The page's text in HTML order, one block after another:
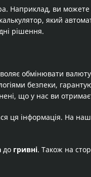
Наприклад, ви можете
який
рішення.
обмінювати
безпеки,
що у нас ви
ця інформація. На
до гривні. Також на